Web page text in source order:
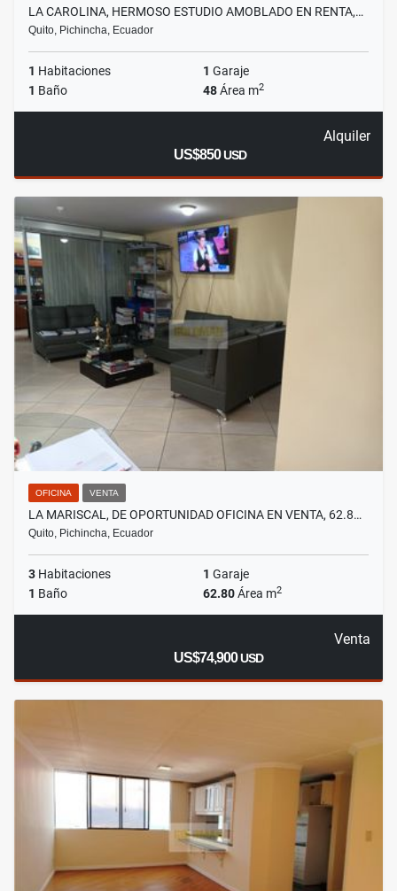
LA CAROLINA, HERMOSO ESTUDIO AMOBLADO EN RENTA,…
Quito, Pichincha, Ecuador
1 Habitaciones 1 Garaje
1 Baño 48Área m2
Alquiler
US$850USD
OFICINA VENTA
LA MARISCAL, DE OPORTUNIDAD OFICINA EN VENTA, 62.8…
Quito, Pichincha, Ecuador
3 Habitaciones 1 Garaje
1 Baño 62.80Área m2
Venta
US$74,900USD